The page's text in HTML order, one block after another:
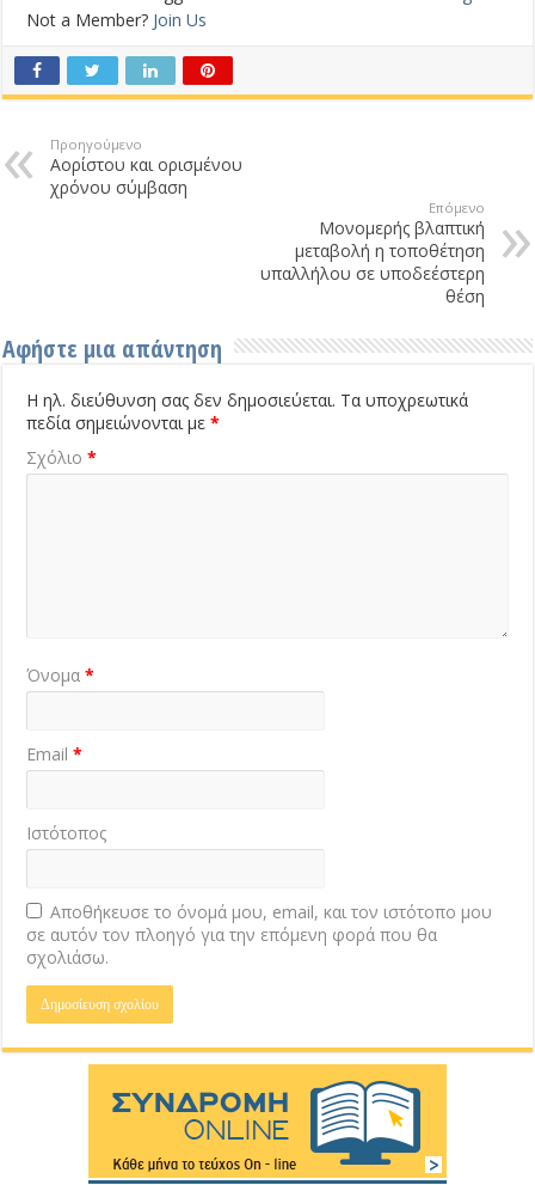
Not a Member? Join Us
Προηγούμενο
Αορίστου και ορισμένου
χρόνου σύμβαση
Επόμενο
Μονομερής βλαπτική
μεταβολή η τοποθέτηση
υπαλλήλου σε υποδεέστερη
θέση
Αφήστε μια απάντηση
Η ηλ. διεύθυνση σας δεν δημοσιεύεται. Τα υποχρεωτικά
πεδία σημειώνονται με*
Σχόλιο*
Όνομα*
Email*
Ιστότοπος
Αποθήκευσε το όνομά μου, email, και τον ιστότοπο μου
σε αυτόν τον πλοηγό για την επόμενη φορά που θα
σχολιάσω.